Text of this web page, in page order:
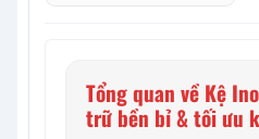
Tổng quan về Kệ
trữ bền bỉ & tối ưu